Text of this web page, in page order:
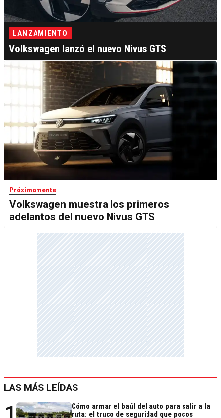
LANZAMIENTO
Volkswagen lanzó el nuevo Nivus GTS
Próximamente
Volkswagen muestra los primeros
adelantos del nuevo Nivus GTS
LAS MÁS LEÍDAS
Cómo armar el baúl del auto para salir a la
ruta: el truco de seguridad que pocos